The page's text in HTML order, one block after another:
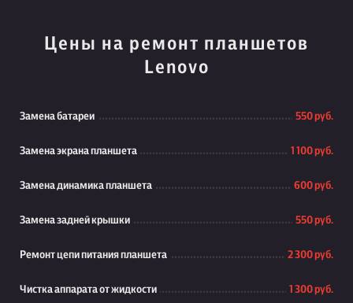
Цены на ремонт планшетов
Lenovo
Замена батареи 550 руб.
Замена экрана планшета 1 100 руб.
Замена динамика планшета 600 руб.
Замена задней крышки 550 руб.
Ремонт цепи питания планшета 2 300 руб.
Чистка аппарата от жидкости 1 300 руб.